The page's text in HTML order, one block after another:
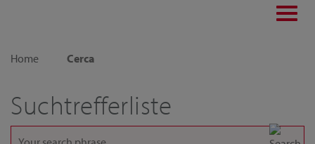
Home
Cerca
Suchtrefferliste